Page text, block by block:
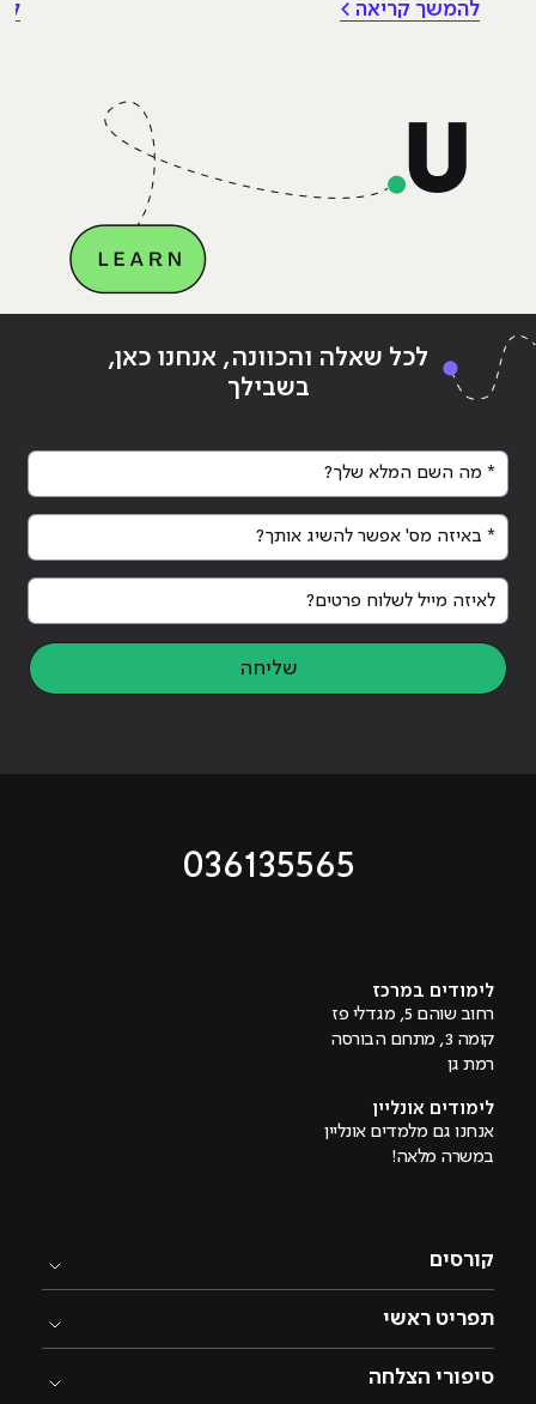
כבר נגע במוצר אמיתי, כבר צבר ביטחון.
Continue reading
להמשך קריאה >
לכל שאלה והכוונה, אנחנו כאן,
בשבילך
* מה השם המלא שלך?
* באיזה מס' אפשר להשיג אותך?
לאיזה מייל לשלוח פרטים?
שליחה
036135565
לימודים במרכז
רחוב שוהם 5, מגדלי פז
קומה 3, מתחם הבורסה
רמת גן
לימודים אונליין
אנחנו גם מלמדים אונליין
במשרה מלאה!
קורסים
תפריט ראשי
סיפורי הצלחה